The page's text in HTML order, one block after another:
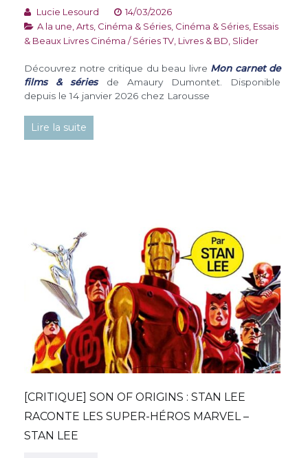
Lucie Lesourd
14/03/2026
A la une Arts, Cinéma & Séries Cinéma & Séries Essais
& Beaux Livres Cinéma / Séries TV Livres & BD Slider
Découvrez notre critique du beau livre Mon carnet de
films & sériesde Amaury Dumontet. Disponible
depuis le 14 janvier 2026 chez Larousse
Lire la suite
[CRITIQUE] SON OF ORIGINS : STAN LEE
RACONTE LES SUPER-HÉROS MARVEL –
STAN LEE